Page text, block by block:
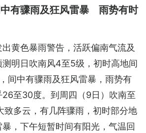
有骤雨及狂风雷暴 雨势有时
黄色暴雨警告，活跃偏南气流及
明日吹南风4至5级，初时高地间
间中有骤雨及狂风雷暴，雨势有
26至30度。到周四（9日）吹南至
致多云，有几阵骤雨，初时部分地
，下午短暂时间有阳光，气温回